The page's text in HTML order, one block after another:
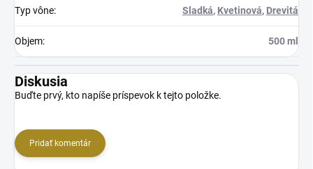
Typ vône: Sladká, Kvetinová, Drevitá
Objem: 500 ml
Diskusia
Buďte prvý, kto napíše príspevok k tejto položke.
Pridať komentár